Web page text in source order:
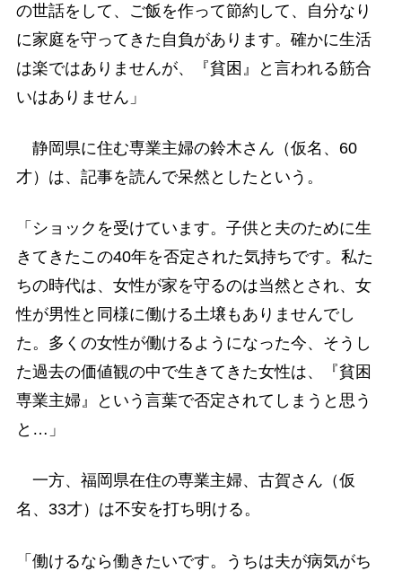
の世話をして、ご飯を作って節約して、自分なり
に家庭を守ってきた自負があります。確かに生活
は楽ではありませんが、『貧困』と言われる筋合
いはありません」
静岡県に住む専業主婦の鈴木さん（仮名、60
才）は、記事を読んで呆然としたという。
「ショックを受けています。子供と夫のために生
きてきたこの40年を否定された気持ちです。私た
ちの時代は、女性が家を守るのは当然とされ、女
性が男性と同様に働ける土壌もありませんでし
た。多くの女性が働けるようになった今、そうし
た過去の価値観の中で生きてきた女性は、『貧困
専業主婦』という言葉で否定されてしまうと思う
と…」
一方、福岡県在住の専業主婦、古賀さん（仮
名、33才）は不安を打ち明ける。
「働けるなら働きたいです。うちは夫が病気がち